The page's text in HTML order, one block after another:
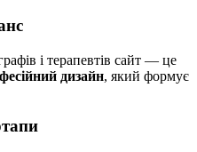
і терапевтів сайт — це
дизайн, який формує